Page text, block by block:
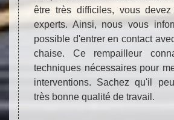
à
des
ces
web.
être très difficiles, vous
experts. Ainsi, nous vous
possible d'entrer en contact
chaise. Ce rempailleur
techniques nécessaires pour
interventions. Sachez qu'il
très bonne qualité de travail.